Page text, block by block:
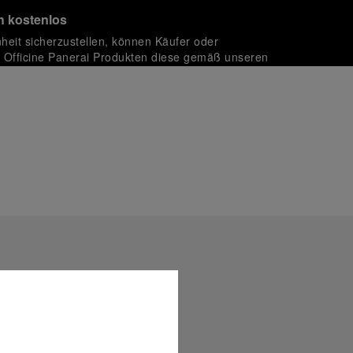
kostenlos
sicherzustellen, können Käufer oder
Panerai Produkten diese gemäß unseren
des Online-Checkouts haben Sie die Möglichkeit,
hinzuzufügen.